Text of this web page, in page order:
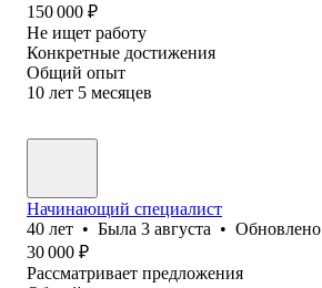
150 000 ₽
Не ищет работу
Конкретные достижения
Общий опыт
10 лет 5 месяцев
Начинающий специалист
40 лет • Была 3 августа • Обновлено
30 000 ₽
Рассматривает предложения